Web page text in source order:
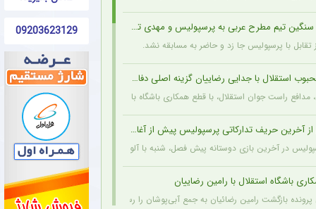
09203623129 تیم مطرح عربی به پرسپولیس و مهدی تارتار
تقابل با پرسپولیس جا زد و حاضر به مسابقه نشد.
استقلال با جدایی رضاییان گزینه اصلی دفاع راست این تیم
مدافع راست جوان استقلال، با قطع همکاری باشگاه با رامین رضاییان، شانس بیشتری برای
آخرین حریف تدارکاتی پرسپولیس پیش از آغاز لیگ برتر
در آخرین بازی دوستانه پیش فصل، شنبه با آلومینیوم اراک دیدار می‌کند.
باشگاه استقلال با رامین رضاییان
پرونده بازگشت رامین رضائیان به جمع آبی‌پوشان را رسما مختومه اعلام کرد.